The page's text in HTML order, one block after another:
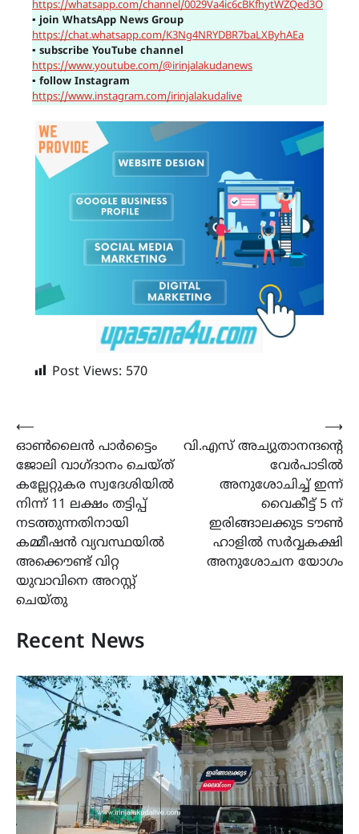
https://whatsapp.com/channel/0029Va4ic6cBKfhytWZQed3O
▪ join WhatsApp News Group
https://chat.whatsapp.com/K3Ng4NRYDBR7baLXByhAEa
▪ subscribe YouTube channel
https://www.youtube.com/@irinjalakudanews
▪ follow Instagram
https://www.instagram.com/irinjalakudalive
Post Views: 570
Post
navigation
⟵
ഓൺലൈൻ പാർട്ടൈം
ജോലി വാഗ്ദാനം ചെയ്ത്
കല്ലേറ്റുകര സ്വദേശിയിൽ
നിന്ന് 11 ലക്ഷം തട്ടിപ്പ്
നടത്തുന്നതിനായി
കമ്മീഷൻ വ്യവസ്ഥയിൽ
അക്കൌണ്ട് വിറ്റ
യുവാവിനെ അറസ്റ്റ്
ചെയ്തു
വി.എസ് അച്യുതാനന്ദന്റെ
വേർപാടിൽ
അനുശോചിച്ച് ഇന്ന്
വൈകീട്ട് 5 ന്
ഇരിങ്ങാലക്കുട ടൗൺ
ഹാളിൽ സർവ്വകക്ഷി
അനുശോചന യോഗം
⟶
Recent News